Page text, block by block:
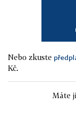
Nebo zkuste
Kč.
Máte